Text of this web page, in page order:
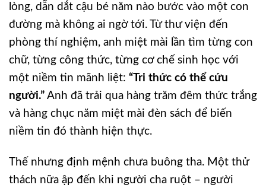
lòng, dẫn dắt cậu bé năm nào bước vào một con
đường mà không ai ngờ tới. Từ thư viện đến
phòng thí nghiệm, anh miệt mài lần tìm từng con
chữ, từng công thức, từng cơ chế sinh học với
một niềm tin mãnh liệt: “Tri thức có thể cứu
người.” Anh đã trải qua hàng trăm đêm thức trắng
và hàng chục năm miệt mài đèn sách để biến
niềm tin đó thành hiện thực.
Thế nhưng định mệnh chưa buông tha. Một thử
thách nữa ập đến khi người cha ruột – người